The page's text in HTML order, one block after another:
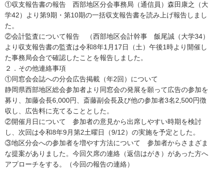
①収支報告書の報告 西部地区分会事務局（通信員）森田康之（大
学42）より第9期・第10期の一括収支報告書を読み上げ報告しまし
た。
②会計監査について報告 （西部地区会計幹事 飯尾誠（大学34）
より収支報告書の監査は令和8年1月17日（土）午後1時より開催し
た事務局会合で確認したことを報告しました。
２．その他連絡事項
①同窓会会誌への分会広告掲載（年2回）について
静岡県西部地区総会参加者より同窓会の発展を願って広告の参加を
募り、加藤会長6,000円、斎藤副会長及び他の参加者3名2,500円徴
収し、広告料に充てることとした。
②開催月日について 参加者の意見から出席しやすい時期を検討
し、次回は令和8年9月第2土曜日（9/12）の実施を予定とした。
③地区分会への参加者を増やす方法について 参加者からさまざま
な提案がありました。今回欠席の連絡（返信はがき）があった方へ
アプローチをする。（今回の報告の連絡）